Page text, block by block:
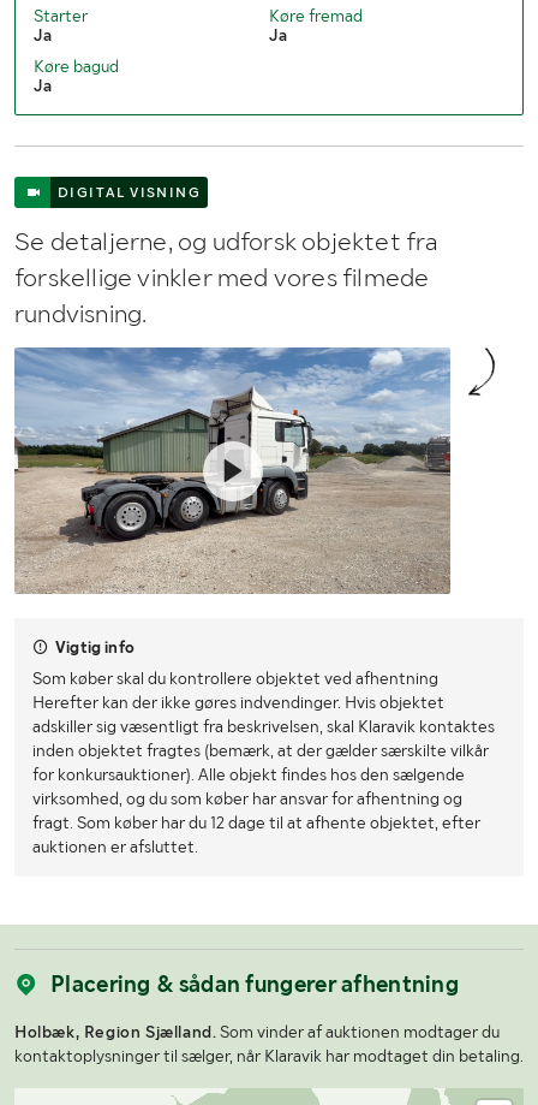
Starter
Ja
Køre fremad
Ja
Køre bagud
Ja
DIGITAL VISNING
Se detaljerne, og udforsk objektet fra
forskellige vinkler med vores filmede
rundvisning.
Vigtig info
Som køber skal du kontrollere objektet ved afhentning
Herefter kan der ikke gøres indvendinger. Hvis objektet
adskiller sig væsentligt fra beskrivelsen, skal Klaravik kontaktes
inden objektet fragtes (bemærk, at der gælder særskilte vilkår
for konkursauktioner). Alle objekt findes hos den sælgende
virksomhed, og du som køber har ansvar for afhentning og
fragt. Som køber har du 12 dage til at afhente objektet, efter
auktionen er afsluttet.
Placering & sådan fungerer afhentning
Holbæk, Region Sjælland. Som vinder af auktionen modtager du
kontaktoplysninger til sælger, når Klaravik har modtaget din betaling.